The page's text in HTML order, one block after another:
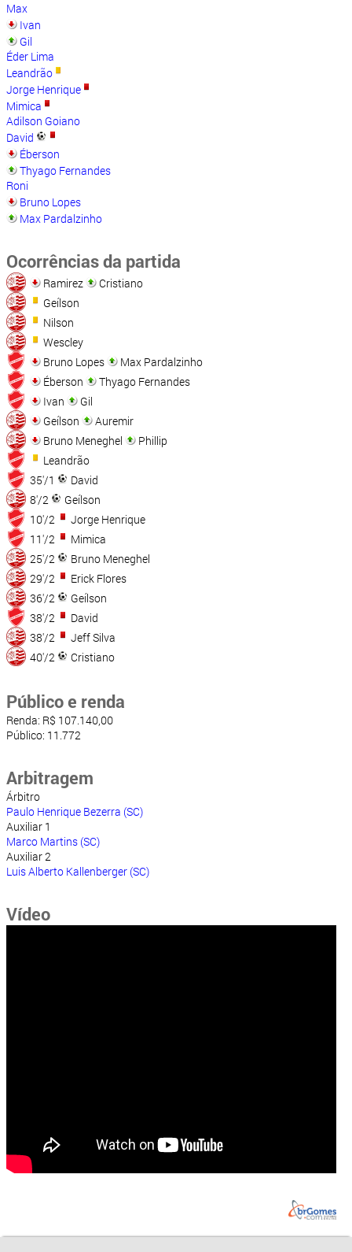
Max
Ivan
Gil
Éder Lima
Leandrão
Jorge Henrique
Mimica
Adilson Goiano
David
Éberson
Thyago Fernandes
Roni
Bruno Lopes
Max Pardalzinho
Ocorrências da partida
Ramirez
Cristiano
Geílson
Nilson
Wescley
Bruno Lopes
Max Pardalzinho
Éberson
Thyago Fernandes
Ivan
Gil
Geílson
Auremir
Bruno Meneghel
Phillip
Leandrão
35'/1
David
8'/2
Geílson
10'/2
Jorge Henrique
11'/2
Mimica
25'/2
Bruno Meneghel
29'/2
Erick Flores
36'/2
Geílson
38'/2
David
38'/2
Jeff Silva
40'/2
Cristiano
Público e renda
Renda: R$ 107.140,00
Público: 11.772
Arbitragem
Árbitro
Paulo Henrique Bezerra (SC)
Auxiliar 1
Marco Martins (SC)
Auxiliar 2
Luis Alberto Kallenberger (SC)
Vídeo